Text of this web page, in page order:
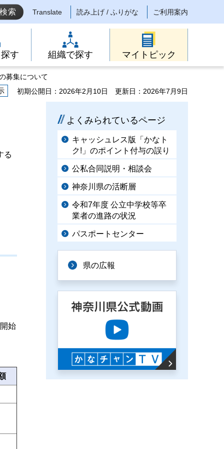
Translate 読み上げ / ふりがな ご利用案内
す 組織で探す マイトピック
募集について
初期公開日：2026年2月10日 更新日：2026年7月9日
る
始
よくみられているページ
キャッシュレス版「かなト
ク!」のポイント付与の誤り
公私合同説明・相談会
神奈川県の活断層
令和7年度 公立中学校等卒
業者の進路の状況
パスポートセンター
県の広報